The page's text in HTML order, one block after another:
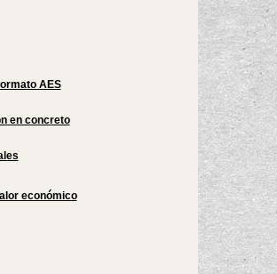
AES
en concreto
económico